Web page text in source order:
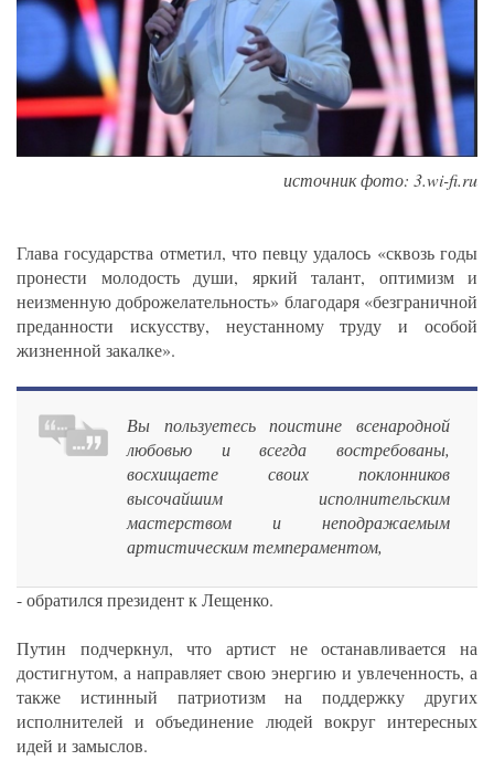
источник фото: 3.wi-fi.ru
Глава государства отметил, что певцу удалось «сквозь годы
пронести молодость души, яркий талант, оптимизм и
неизменную доброжелательность» благодаря «безграничной
преданности искусству, неустанному труду и особой
жизненной закалке».
Вы пользуетесь поистине всенародной
любовью и всегда востребованы,
восхищаете своих поклонников
высочайшим исполнительским
мастерством и неподражаемым
артистическим темпераментом,
- обратился президент к Лещенко.
Путин подчеркнул, что артист не останавливается на
достигнутом, а направляет свою энергию и увлеченность, а
также истинный патриотизм на поддержку других
исполнителей и объединение людей вокруг интересных
идей и замыслов.